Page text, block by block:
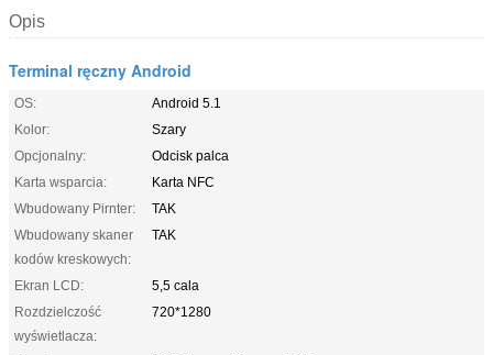
Opis
Terminal ręczny Android
OS:
Android 5.1
Kolor:
Szary
Opcjonalny:
Odcisk palca
Karta wsparcia:
Karta NFC
Wbudowany Pirnter:
TAK
Wbudowany skaner
kodów kreskowych:
TAK
Ekran LCD:
5,5 cala
Rozdzielczość
wyświetlacza:
720*1280